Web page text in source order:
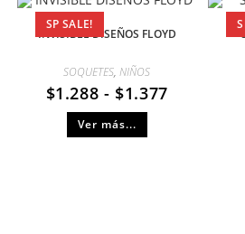
SP SALE!
INVISIBLE DISEÑOS FLOYD
SOQUETES,NIÑOS
$1.288 - $1.377
Ver más...